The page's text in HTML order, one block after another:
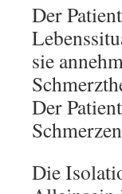
Der
sie
Der
Die